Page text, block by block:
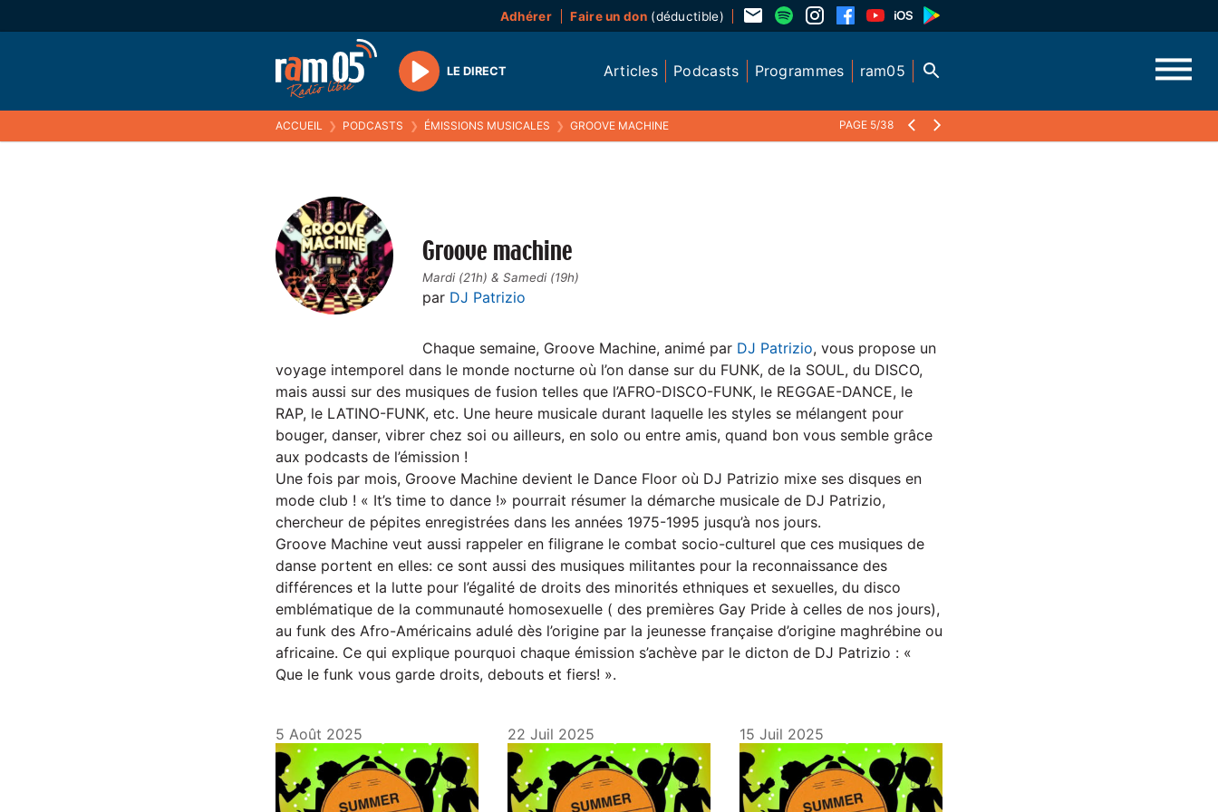
Adhérer Faire un don(déductible)
Play
LE DIRECT Articles Podcasts Programmes ram05
ACCUEIL ❯ PODCASTS ❯ ÉMISSIONS MUSICALES ❯ GROOVE MACHINE PAGE 5/38
Groove machine
Mardi (21h) & Samedi (19h)
par DJ Patrizio
Chaque semaine, Groove Machine, animé par DJ Patrizio, vous propose un
voyage intemporel dans le monde nocturne où l’on danse sur du FUNK, de la SOUL, du DISCO,
mais aussi sur des musiques de fusion telles que l’AFRO-DISCO-FUNK, le REGGAE-DANCE, le
RAP, le LATINO-FUNK, etc. Une heure musicale durant laquelle les styles se mélangent pour
bouger, danser, vibrer chez soi ou ailleurs, en solo ou entre amis, quand bon vous semble grâce
aux podcasts de l’émission !
Une fois par mois, Groove Machine devient le Dance Floor où DJ Patrizio mixe ses disques en
mode club ! « It’s time to dance !» pourrait résumer la démarche musicale de DJ Patrizio,
chercheur de pépites enregistrées dans les années 1975-1995 jusqu’à nos jours.
Groove Machine veut aussi rappeler en filigrane le combat socio-culturel que ces musiques de
danse portent en elles: ce sont aussi des musiques militantes pour la reconnaissance des
différences et la lutte pour l’égalité de droits des minorités ethniques et sexuelles, du disco
emblématique de la communauté homosexuelle ( des premières Gay Pride à celles de nos jours),
au funk des Afro-Américains adulé dès l’origine par la jeunesse française d’origine maghrébine ou
africaine. Ce qui explique pourquoi chaque émission s’achève par le dicton de DJ Patrizio : «
Que le funk vous garde droits, debouts et fiers! ».
5 Août 2025 22 Juil 2025 15 Juil 2025